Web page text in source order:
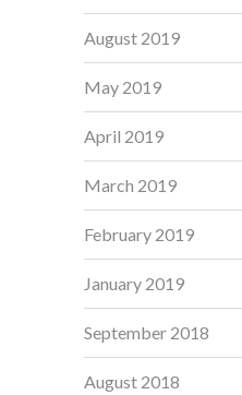
August 2019
May 2019
April 2019
March 2019
February 2019
January 2019
September 2018
August 2018